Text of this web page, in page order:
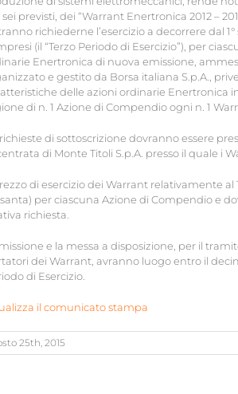
previsti, dei “Warrant Enertronica 2012 –
richiederne l’esercizio a decorrere dal
(il “Terzo Periodo di Esercizio”), per
Enertronica di nuova emissione,
e gestito da Borsa italiana S.p.A.,
delle azioni ordinarie Enertronica
di n. 1 Azione di Compendio ogni n. 1
di sottoscrizione dovranno essere
di Monte Titoli S.p.A. presso il quale i
di esercizio dei Warrant relativamente
per ciascuna Azione di Compendio e
richiesta.
e la messa a disposizione, per il
dei Warrant, avranno luogo entro il
di Esercizio.
il comunicato stampa
25th, 2015